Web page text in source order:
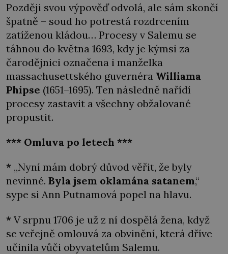
Později svou výpověď odvolá, ale sám skončí
špatně – soud ho potrestá rozdrcením
zatíženou kládou… Procesy v Salemu se
táhnou do května 1693, kdy je kýmsi za
čarodějnici označena i manželka
massachusettského guvernéra Williama
Phipse (1651–1695). Ten následně nařídí
procesy zastavit a všechny obžalované
propustit.
*** Omluva po letech ***
* „Nyní mám dobrý důvod věřit, že byly
nevinné. Byla jsem oklamána satanem,“
sype si Ann Putnamová popel na hlavu.
* V srpnu 1706 je už z ní dospělá žena, když
se veřejně omlouvá za obvinění, která dříve
učinila vůči obyvatelům Salemu.